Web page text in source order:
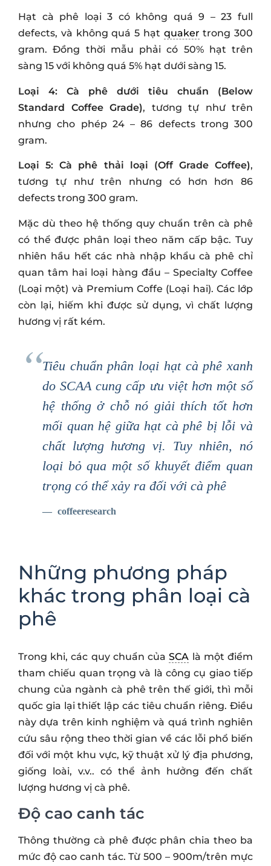
Hạt cà phê loại 3 có không quá 9 – 23 full
defects, và không quá 5 hạt quaker trong 300
gram. Đồng thời mẫu phải có 50% hạt trên
sàng 15 với không quá 5% hạt dưới sàng 15.
Loại
4: Cà phê dưới tiêu chuẩn (Below
Standard Coffee Grade), tương tự như trên
nhưng cho phép 24 – 86 defects trong 300
gram.
Loại 5: Cà phê thải loại (Off Grade Coffee),
tương tự như trên nhưng có hơn hơn 86
defects trong 300 gram.
Mặc dù theo hệ thống quy chuẩn trên cà phê
có thể được phân loại theo năm cấp bậc. Tuy
nhiên hầu hết các nhà nhập khẩu cà phê chỉ
quan tâm hai loại hàng đầu – Specialty Coffee
(Loại một) và Premium Coffe (Loại hai). Các lớp
còn lại, hiếm khi được sử dụng, vì chất lượng
hương vị rất kém.
Tiêu chuẩn phân loại hạt cà phê xanh
do SCAA cung cấp ưu việt hơn một số
hệ thống ở chỗ nó giải thích tốt hơn
mối quan hệ giữa hạt cà phê bị lỗi và
chất lượng hương vị. Tuy nhiên, nó
loại bỏ qua một số khuyết điểm quan
trọng có thể xảy ra đối với cà phê
coffeeresearch
Những phương pháp
khác trong phân loại cà
phê
Trong khi, các quy chuẩn củaSCA là một điểm
tham chiếu quan trọng và là công cụ giao tiếp
chung của ngành cà phê trên thế giới, thì mỗi
quốc gia lại thiết lập các tiêu chuẩn riêng. Điều
này dựa trên kinh nghiệm và quá trình nghiên
cứu sâu rộng theo thời gian về các lỗi phổ biến
đối với một khu vực, kỹ thuật xử lý địa phương,
giống loài, v.v.. có thể ảnh hưởng đến chất
lượng hương vị cà phê.
Độ cao canh tác
Thông thường cà phê được phân chia theo ba
mức độ cao canh tác. Từ 500 – 900m/trên mực